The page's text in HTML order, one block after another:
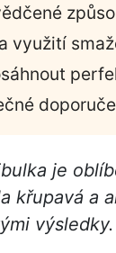
využití
je
křupavá a